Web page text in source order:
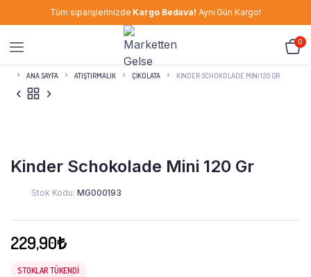
Tüm siparişlerinizde Kargo Bedava! Aynı Gün Kargo!
0
ANA SAYFA ATIŞTIRMALIK ÇIKOLATA KINDER SCHOKOLADE MINI 120 GR
Kinder Schokolade Mini 120 Gr
Stok Kodu: MG000193
229,90₺
STOKLAR TÜKENDI